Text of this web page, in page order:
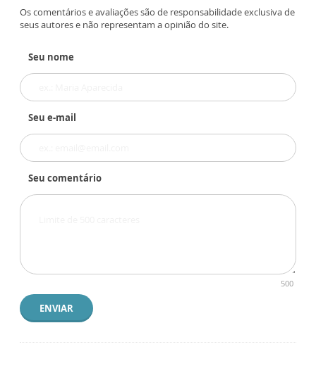
Os comentários e avaliações são de responsabilidade exclusiva de
seus autores e não representam a opinião do site.
Seu nome
Seu e-mail
Seu comentário
500
ENVIAR